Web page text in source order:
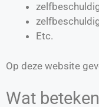
Etc.
Op deze website
Wat